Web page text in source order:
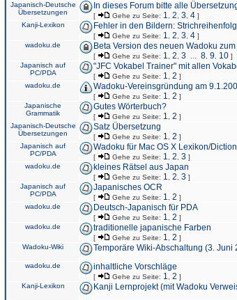
Japanisch-Deutsche
Übersetzungen
In dieses Forum bitte alle
[ Gehe zu Seite: 1 2 3 4 ]
Kanji-Lexikon Fehler in den Bildern:
[ Gehe zu Seite: 1 2 3 4 ]
wadoku.de Beta Version des neuen Wadoku zum
[ Gehe zu Seite: 1 2 3 8 9 10 ]
Japanisch auf
PC/PDA
"JFC Vokabel Trainer" mit allen
[ Gehe zu Seite: 1 2 ]
wadoku.de Wadoku-Vereinsgründung am
[ Gehe zu Seite: 1 2 ]
Japanische
Grammatik
Gutes Wörterbuch?
[ Gehe zu Seite: 1 2 ]
Japanisch-Deutsche
Übersetzungen
Satz Übersetzung
[ Gehe zu Seite: 1 2 ]
Japanisch auf
PC/PDA
Wadoku für Mac OS X Lexikon/
[ Gehe zu Seite: 1 2 3 ]
wadoku.de kleines Rätsel aus Japan
[ Gehe zu Seite: 1 2 3 ]
Japanisch auf
PC/PDA
Japanisches OCR
[ Gehe zu Seite: 1 2 ]
wadoku.de Deutsch-Japanisch für PDA
[ Gehe zu Seite: 1 2 ]
wadoku.de traditionelle japanische Farben
[ Gehe zu Seite: 1 2 ]
Wadoku-Wiki Temporäre Wiki-Abschaltung (3.
wadoku.de inhaltliche Vorschläge
[ Gehe zu Seite: 1 2 ]
Kanji-Lexikon Kanji Lernprojekt (mit Wadoku